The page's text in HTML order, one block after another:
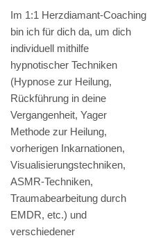
Im 1:1 Herzdiamant-Coaching
bin ich für dich da, um dich
individuell mithilfe
hypnotischer Techniken
(Hypnose zur Heilung,
Rückführung in deine
Vergangenheit, Yager
Methode zur Heilung,
vorherigen Inkarnationen,
Visualisierungstechniken,
ASMR-Techniken,
Traumabearbeitung durch
EMDR, etc.) und
verschiedener